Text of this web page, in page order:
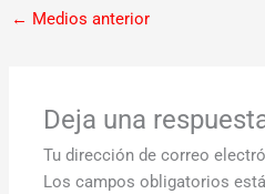
← Medios anterior
Deja una
Tu dirección de correo
Los campos obligatorios